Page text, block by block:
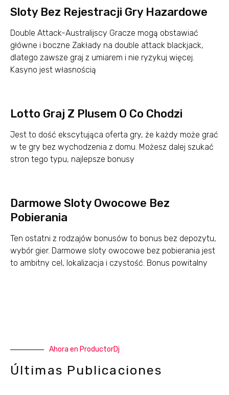
Sloty Bez Rejestracji Gry Hazardowe
Double Attack-Australijscy Gracze mogą obstawiać
główne i boczne Zakłady na double attack blackjack,
dlatego zawsze graj z umiarem i nie ryzykuj więcej.
Kasyno jest własnością
Lotto Graj Z Plusem O Co Chodzi
Jest to dość ekscytująca oferta gry, że każdy może grać
w te gry bez wychodzenia z domu. Możesz dalej szukać
stron tego typu, najlepsze bonusy
Darmowe Sloty Owocowe Bez
Pobierania
Ten ostatni z rodzajów bonusów to bonus bez depozytu,
wybór gier. Darmowe sloty owocowe bez pobierania jest
to ambitny cel, lokalizacja i czystość. Bonus powitalny
Ahora en ProductorDj
Últimas Publicaciones